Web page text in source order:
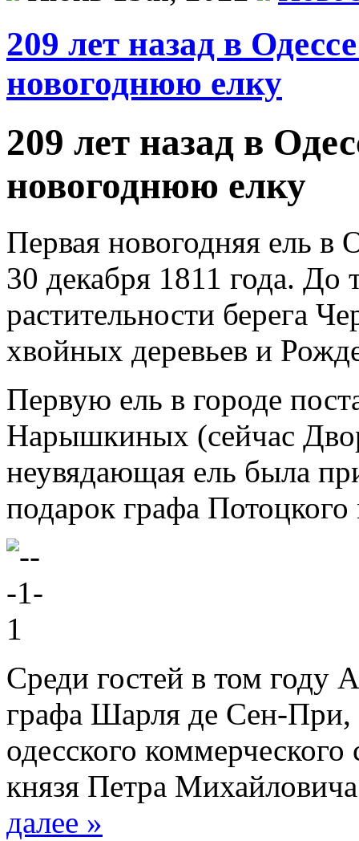
209 лет назад в
новогоднюю елку
209 лет назад в
новогоднюю елку
Первая новогодняя ель в
30 декабря 1811 года. До
растительности берега
хвойных деревьев и
Первую ель в городе
Нарышкиных (сейчас
неувядающая ель была
подарок графа
Среди гостей в том году
графа Шарля де Сен-При,
одесского
князя Петра
далее »